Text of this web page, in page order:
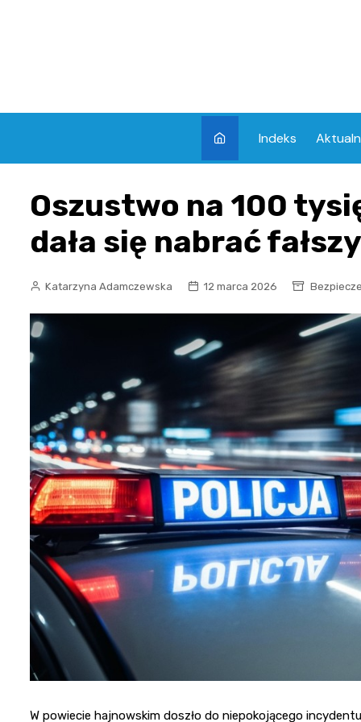
Indeks
Oszustwo na 100
dała się nabrać
Katarzyna Adamczewska 12 marca 2026
W powiecie hajnowskim doszło do niepokojącego